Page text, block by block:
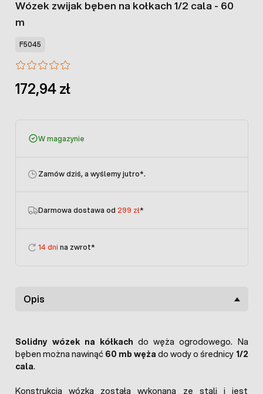
Wózek zwijak bęben na kołkach 1/2 cala - 60
m
F5045
172,94 zł
W magazynie
Zamów dziś, a wyślemy jutro*.
Darmowa dostawa od 299 zł*
14 dni na zwrot*
Opis
Solidny wózek na kółkach do węża ogrodowego. Na
bęben można nawinąć 60 mb węża do wody o średnicy 1/2
cala.
Konstrukcja wózka została wykonana ze stali i jest